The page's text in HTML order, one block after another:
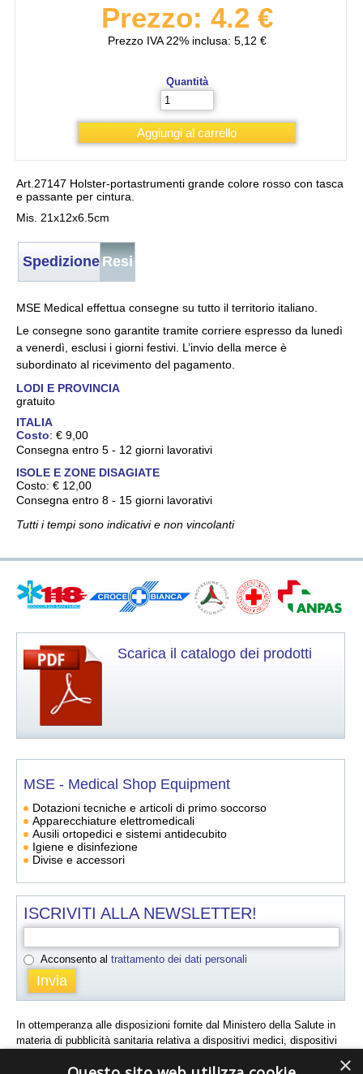
Prezzo: 4.2 €
Prezzo IVA 22% inclusa: 5,12 €
Quantità
Art.27147 Holster-portastrumenti grande colore rosso con tasca
e passante per cintura.
Mis. 21x12x6.5cm
SpedizioneResi
MSE Medical effettua consegne su tutto il territorio italiano.
Le consegne sono garantite tramite corriere espresso da lunedì
a venerdì, esclusi i giorni festivi. L’invio della merce è
subordinato al ricevimento del pagamento.
LODI E PROVINCIA
gratuito
ITALIA
Costo: € 9,00
Consegna entro 5 - 12 giorni lavorativi
ISOLE E ZONE DISAGIATE
Costo: € 12,00
Consegna entro 8 - 15 giorni lavorativi
Tutti i tempi sono indicativi e non vincolanti
Scarica il catalogo dei prodotti
MSE - Medical Shop Equipment
Dotazioni tecniche e articoli di primo soccorso
Apparecchiature elettromedicali
Ausili ortopedici e sistemi antidecubito
Igiene e disinfezione
Divise e accessori
ISCRIVITI ALLA NEWSLETTER!
Acconsento al trattamento dei dati personali
Acconsento altrattamento dei dati personali
In ottemperanza alle disposizioni fornite dal Ministero della Salute in
materia di pubblicità sanitaria relativa a dispositivi medici, dispositivi
queste pagine sono destinati unicamente a Medici, Farmacisti e
×